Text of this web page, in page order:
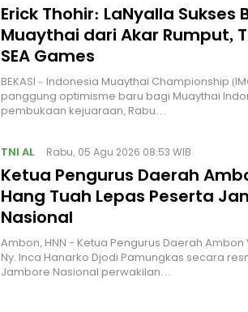
Erick Thohir: LaNyalla Sukses
Muaythai dari Akar Rumput,
SEA Games
BEKASI – Indonesia Muaythai Championship
panggung optimisme baru bagi Muaythai
pembukaan kejuaraan, Rabu…
TNI AL Rabu, 05 Agu 2026 08:53 WIB
Ketua Pengurus Daerah
Hang Tuah Lepas Peserta
Nasional
Ambon, HNN - Ketua Pengurus Daerah Ambon
Ny. Inca Hanarko Djodi Pamungkas secara
Jambore Nasional perwakilan…